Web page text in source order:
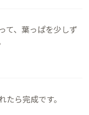
て、葉っぱを少しず
ら完成です。